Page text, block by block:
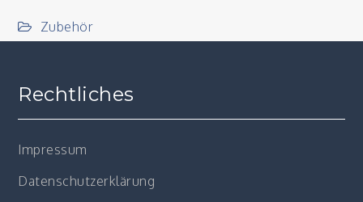
Zubehör
Rechtliches
Impressum
Datenschutzerklärung